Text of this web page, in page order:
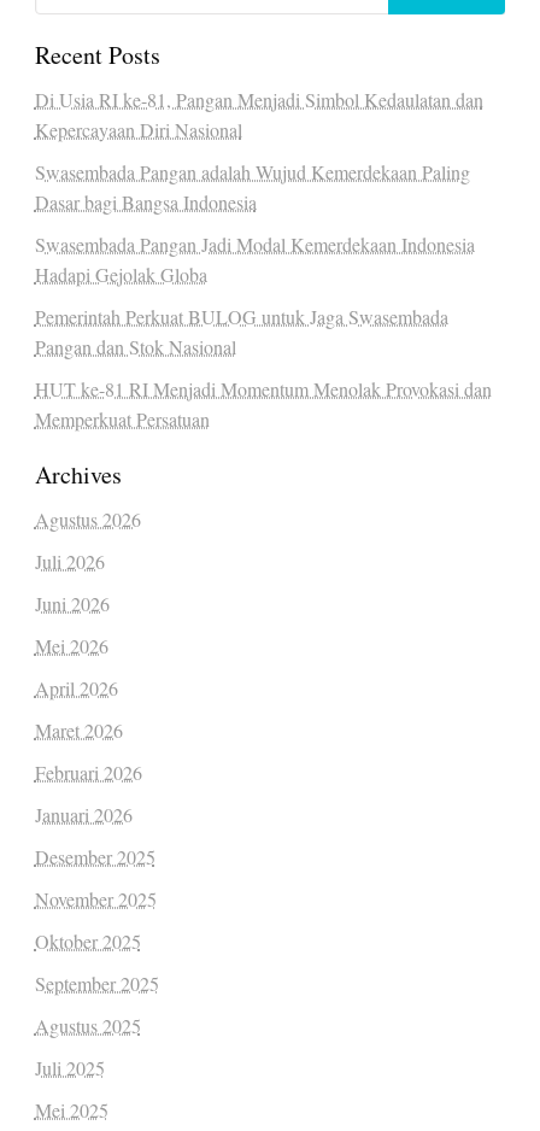
Recent Posts
Di Usia RI ke-81, Pangan Menjadi Simbol Kedaulatan dan
Kepercayaan Diri Nasional
Swasembada Pangan adalah Wujud Kemerdekaan Paling
Dasar bagi Bangsa Indonesia
Swasembada Pangan Jadi Modal Kemerdekaan Indonesia
Hadapi Gejolak Globa
Pemerintah Perkuat BULOG untuk Jaga Swasembada
Pangan dan Stok Nasional
HUT ke-81 RI Menjadi Momentum Menolak Provokasi dan
Memperkuat Persatuan
Archives
Agustus 2026
Juli 2026
Juni 2026
Mei 2026
April 2026
Maret 2026
Februari 2026
Januari 2026
Desember 2025
November 2025
Oktober 2025
September 2025
Agustus 2025
Juli 2025
Mei 2025